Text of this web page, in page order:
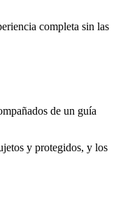
completa sin las
de un guía
y protegidos, y los